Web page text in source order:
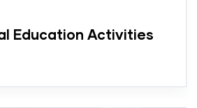
Education Activities